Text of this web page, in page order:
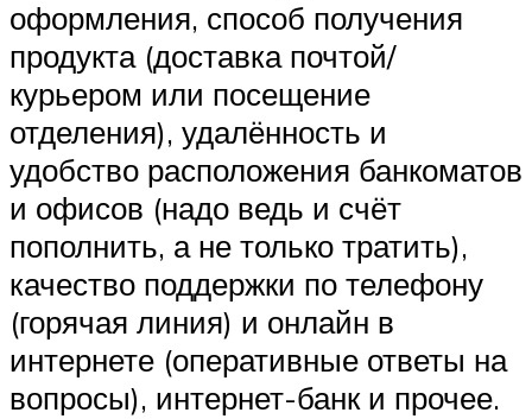
оформления, способ получения
продукта (доставка почтой/
курьером или посещение
отделения), удалённость и
удобство расположения банкоматов
и офисов (надо ведь и счёт
пополнить, а не только тратить),
качество поддержки по телефону
(горячая линия) и онлайн в
интернете (оперативные ответы на
вопросы), интернет-банк и прочее.